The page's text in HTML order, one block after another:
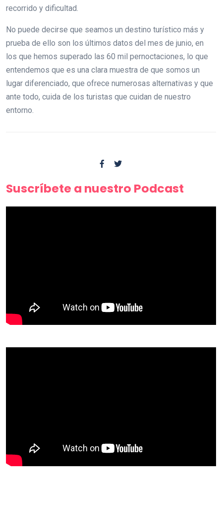
recorrido y dificultad.
No puede decirse que seamos un destino turístico más y
prueba de ello son los últimos datos del mes de junio, en
los que hemos superado las 60 mil pernoctaciones, lo que
entendemos que es una clara muestra de que somos un
lugar diferenciado, que ofrece numerosas alternativas y que
ante todo, cuida de los turistas que cuidan de nuestro
entorno.
Suscríbete a nuestro Podcast